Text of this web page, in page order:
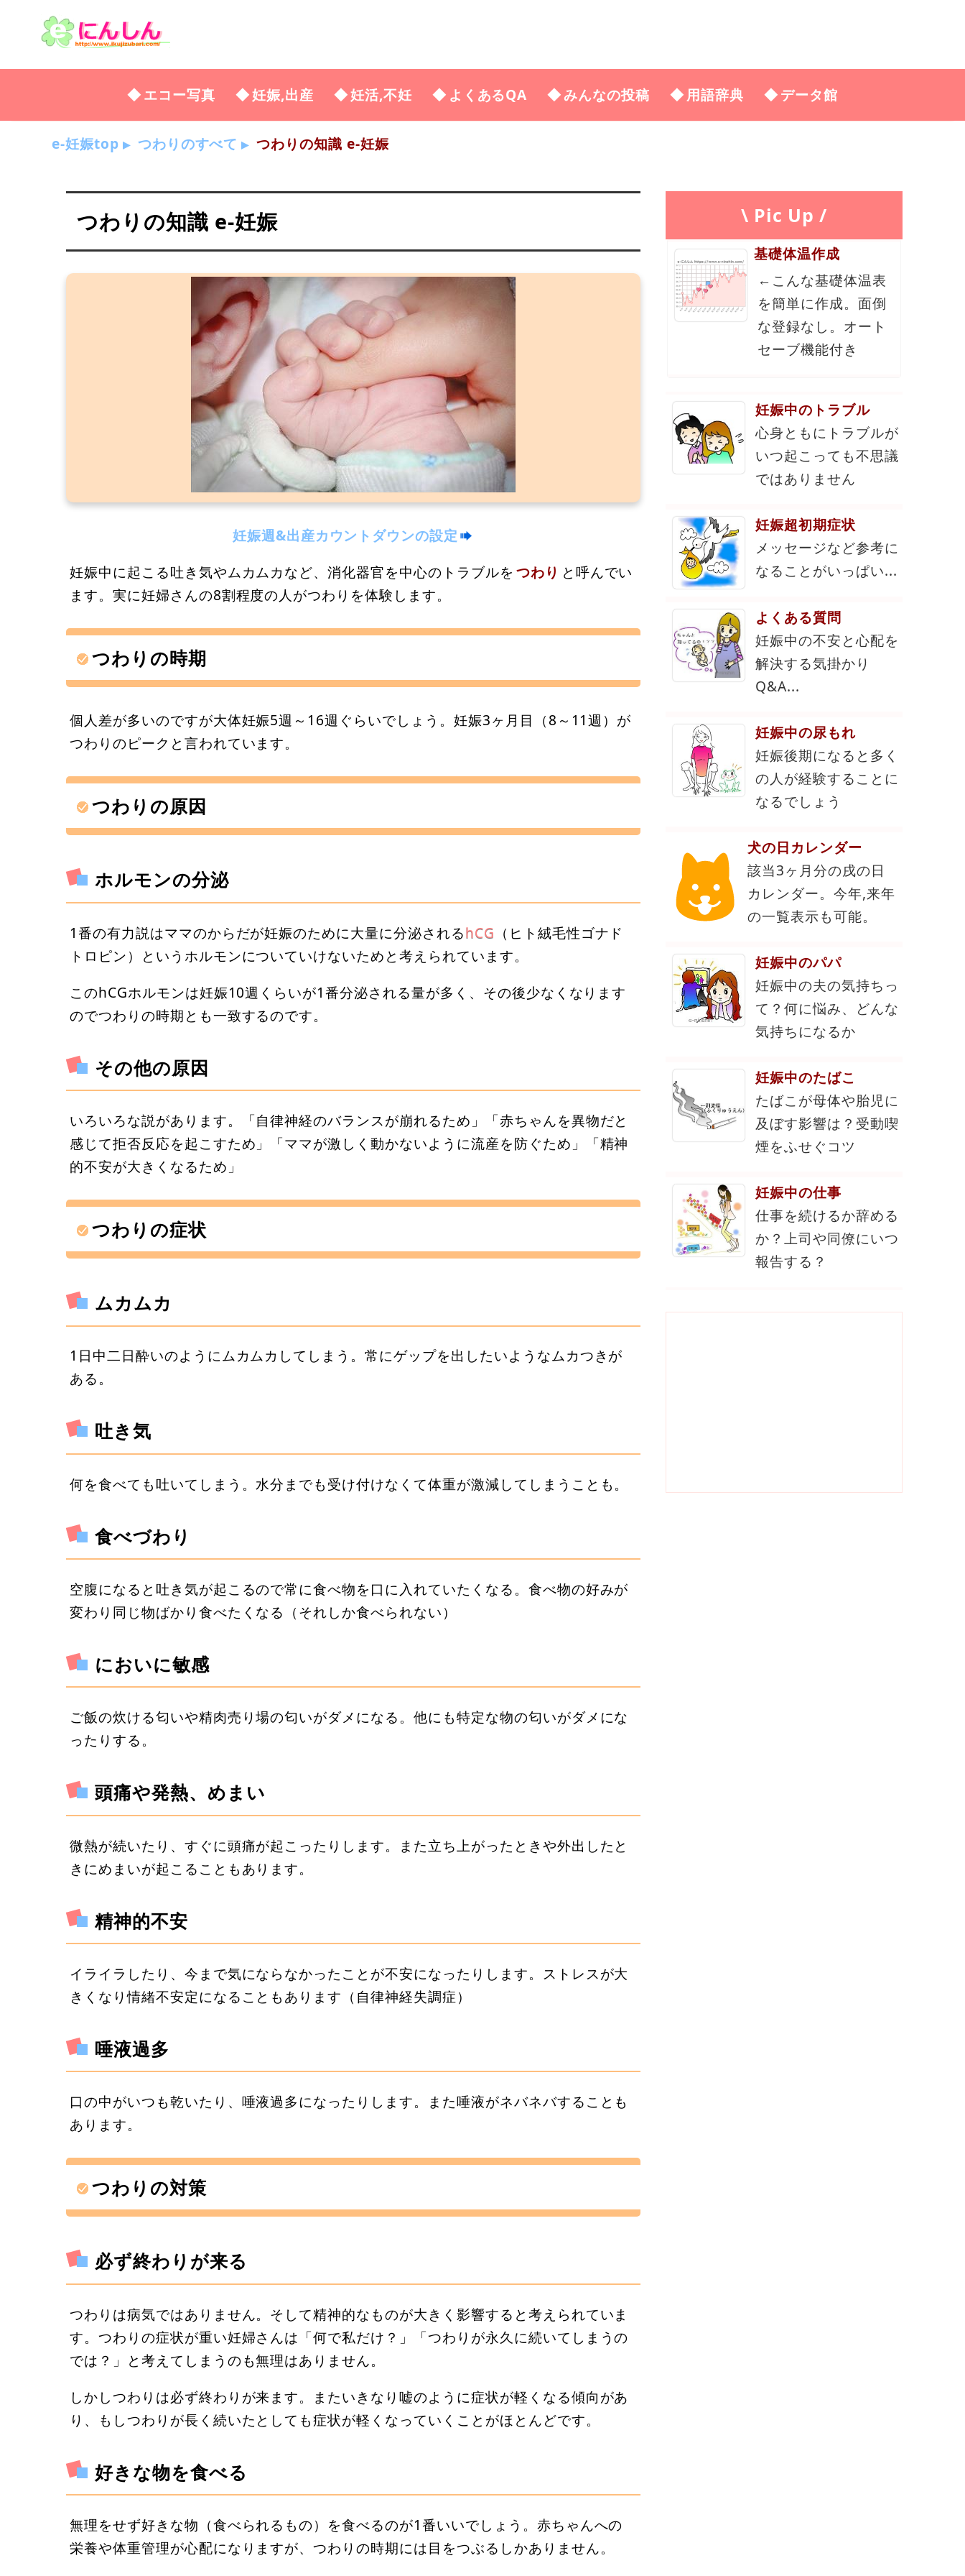
エコー写真 妊娠,出産 妊活,不妊 よくあるQA みんなの投稿 用語辞典 データ館
e-妊娠top つわりのすべて つわりの知識 e-妊娠
つわりの知識 e-妊娠
妊娠週&出産カウントダウンの設定
妊娠中に起こる吐き気やムカムカなど、消化器官を中心のトラブルを つわり と呼んでい
ます。実に妊婦さんの8割程度の人がつわりを体験します。
つわりの時期
個人差が多いのですが大体妊娠5週～16週ぐらいでしょう。妊娠3ヶ月目（8～11週）が
つわりのピークと言われています。
つわりの原因
ホルモンの分泌
1番の有力説はママのからだが妊娠のために大量に分泌されるhCG （ヒト絨毛性ゴナド
トロピン）というホルモンについていけないためと考えられています。
このhCGホルモンは妊娠10週くらいが1番分泌される量が多く、その後少なくなります
のでつわりの時期とも一致するのです。
その他の原因
いろいろな説があります。「自律神経のバランスが崩れるため」「赤ちゃんを異物だと
感じて拒否反応を起こすため」「ママが激しく動かないように流産を防ぐため」「精神
的不安が大きくなるため」
つわりの症状
ムカムカ
1日中二日酔いのようにムカムカしてしまう。常にゲップを出したいようなムカつきが
ある。
吐き気
何を食べても吐いてしまう。水分までも受け付けなくて体重が激減してしまうことも。
食べづわり
空腹になると吐き気が起こるので常に食べ物を口に入れていたくなる。食べ物の好みが
変わり同じ物ばかり食べたくなる（それしか食べられない）
においに敏感
ご飯の炊ける匂いや精肉売り場の匂いがダメになる。他にも特定な物の匂いがダメにな
ったりする。
頭痛や発熱、めまい
微熱が続いたり、すぐに頭痛が起こったりします。また立ち上がったときや外出したと
きにめまいが起こることもあります。
精神的不安
イライラしたり、今まで気にならなかったことが不安になったりします。ストレスが大
きくなり情緒不安定になることもあります（自律神経失調症）
唾液過多
口の中がいつも乾いたり、唾液過多になったりします。また唾液がネバネバすることも
あります。
つわりの対策
必ず終わりが来る
つわりは病気ではありません。そして精神的なものが大きく影響すると考えられていま
す。つわりの症状が重い妊婦さんは「何で私だけ？」「つわりが永久に続いてしまうの
では？」と考えてしまうのも無理はありません。
しかしつわりは必ず終わりが来ます。またいきなり嘘のように症状が軽くなる傾向があ
り、もしつわりが長く続いたとしても症状が軽くなっていくことがほとんどです。
好きな物を食べる
無理をせず好きな物（食べられるもの）を食べるのが1番いいでしょう。赤ちゃんへの
栄養や体重管理が心配になりますが、つわりの時期には目をつぶるしかありません。
\ Pic Up /
基礎体温作成
←こんな基礎体温表
を簡単に作成。面倒
な登録なし。オート
セーブ機能付き
妊娠中のトラブル
心身ともにトラブルが
いつ起こっても不思議
ではありません
妊娠超初期症状
メッセージなど参考に
なることがいっぱい...
よくある質問
妊娠中の不安と心配を
解決する気掛かり
Q&A...
妊娠中の尿もれ
妊娠後期になると多く
の人が経験することに
なるでしょう
犬の日カレンダー
該当3ヶ月分の戌の日
カレンダー。今年,来年
の一覧表示も可能。
妊娠中のパパ
妊娠中の夫の気持ちっ
て？何に悩み、どんな
気持ちになるか
妊娠中のたばこ
たばこが母体や胎児に
及ぼす影響は？受動喫
煙をふせぐコツ
妊娠中の仕事
仕事を続けるか辞める
か？上司や同僚にいつ
報告する？